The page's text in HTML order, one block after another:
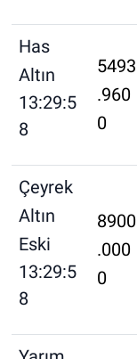
Has
Altın
13:29:5
8
5493
.960
0
Çeyrek
Altın
Eski
13:29:5
8
8900
.000
0